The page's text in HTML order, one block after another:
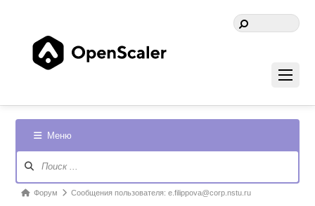
Меню
Форума
ФорумФорум Сообщения пользователя: e.filippova@corp.nstu.ru